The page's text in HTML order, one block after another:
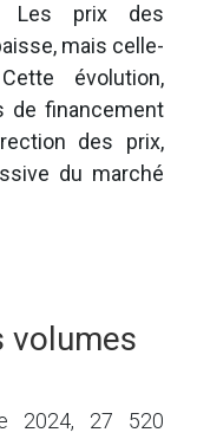
Les prix des
mais celle-
évolution,
de financement
des prix,
du marché
volumes
2024, 27 520